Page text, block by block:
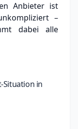
Anbieter ist
–
dabei alle
Situation in